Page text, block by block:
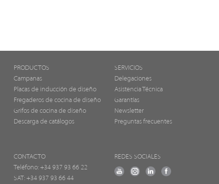
PRODUCTOS
Campanas
Placas de inducción de diseño
Fregaderos de cocina de diseño
Grifos de cocina de diseño
Descarga de catálogos
SERVICIOS
Delegaciones
Asistencia Técnica
Garantías
Newsletter
Preguntas frecuentes
CONTACTO
Teléfono: +34 937 93 66 22
SAT: +34 937 93 66 44
REDES SOCIALES